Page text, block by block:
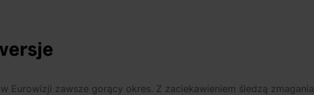
Eurowizji zawsze gorący okres. Z zaciekawieniem śledzą zmagania